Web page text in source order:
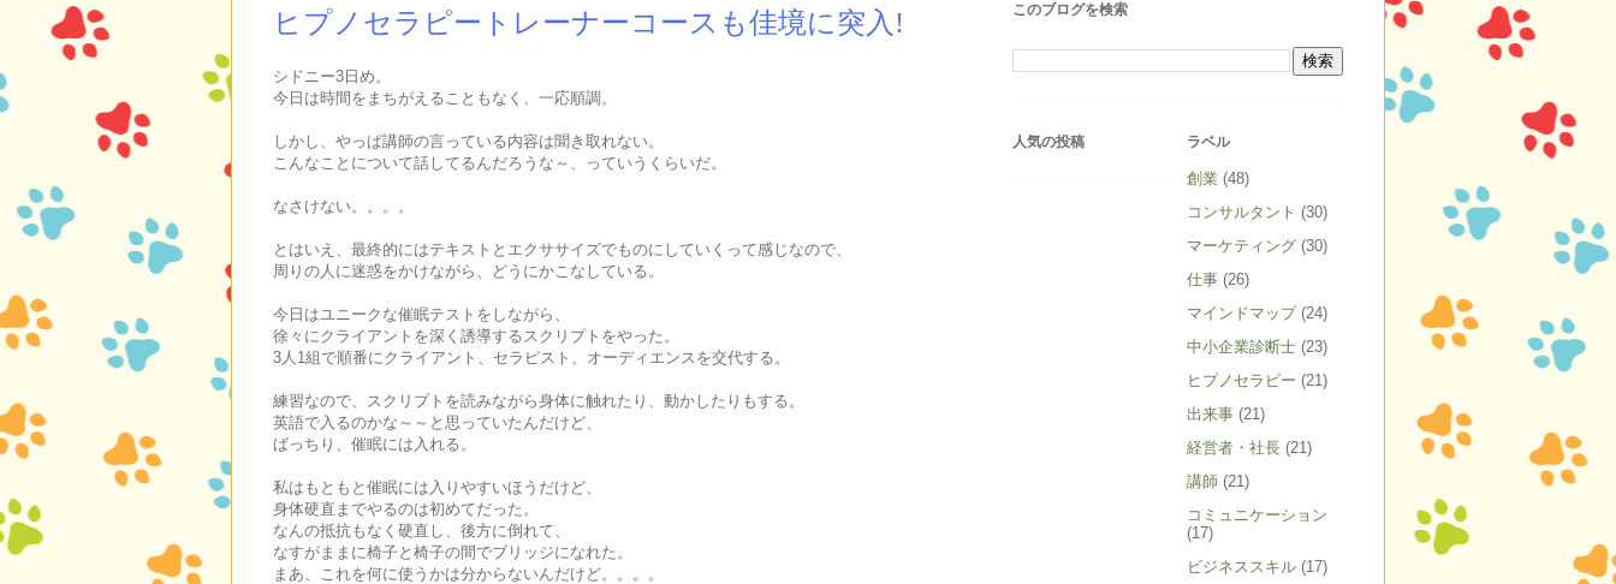
ヒプノセラピートレーナーコースも佳境に突入!
シドニー3日め。
今日は時間をまちがえることもなく、一応順調。
しかし、やっぱ講師の言っている内容は聞き取れない。
こんなことについて話してるんだろうな～、っていうくらいだ。
なさけない。。。。
とはいえ、最終的にはテキストとエクササイズでものにしていくって感じなので、
周りの人に迷惑をかけながら、どうにかこなしている。
今日はユニークな催眠テストをしながら、
徐々にクライアントを深く誘導するスクリプトをやった。
3人1組で順番にクライアント、セラピスト、オーディエンスを交代する。
練習なので、スクリプトを読みながら身体に触れたり、動かしたりもする。
英語で入るのかな～～と思っていたんだけど、
ばっちり、催眠には入れる。
私はもともと催眠には入りやすいほうだけど、
身体硬直までやるのは初めてだった。
なんの抵抗もなく硬直し、後方に倒れて、
なすがままに椅子と椅子の間でブリッジになれた。
まあ、これを何に使うかは分からないんだけど。。。。
このブログを検索
人気の投稿 ラベル
創業 (48)
コンサルタント (30)
マーケティング (30)
仕事 (26)
マインドマップ (24)
中小企業診断士 (23)
ヒプノセラピー (21)
出来事 (21)
経営者・社長 (21)
講師 (21)
コミュニケーション
(17)
ビジネススキル (17)